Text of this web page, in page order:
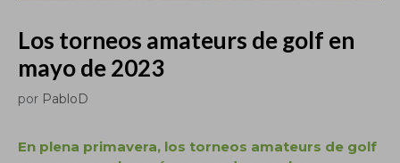
Los torneos amateurs de golf en
mayo de 2023
por PabloD
En plena primavera, los torneos amateurs de golf